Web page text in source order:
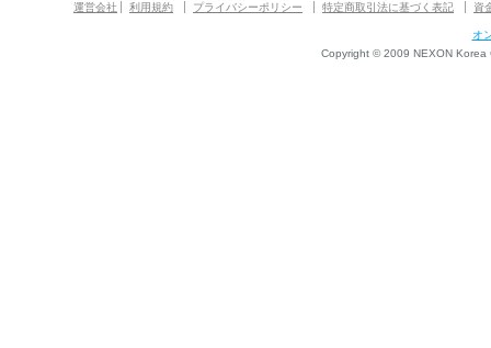
運営会社 利用規約 プライバシーポリシー 特定商取引法に基づく表記 資
オ
Copyright © 2009 NEXON Korea